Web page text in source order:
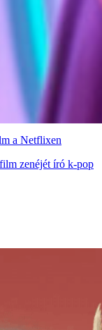
a Netflixen
zenéjét író k-pop